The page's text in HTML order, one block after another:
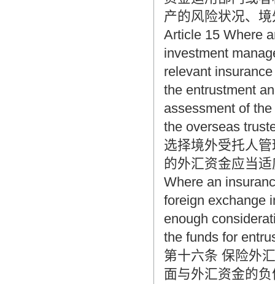
产的风险状况、
Article 15 Where
investment
relevant
the entrustment
assessment of
the overseas
选择境外受托人
的外汇资金应当
Where an
foreign exchange
enough
the funds for
第十六条 保险外
面与外汇资金的